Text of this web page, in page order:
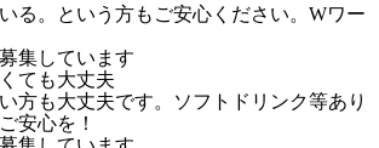
る。という方もご安心ください。Wワー
集しています
ても大丈夫
方も大丈夫です。ソフトドリンク等あり
安心を！